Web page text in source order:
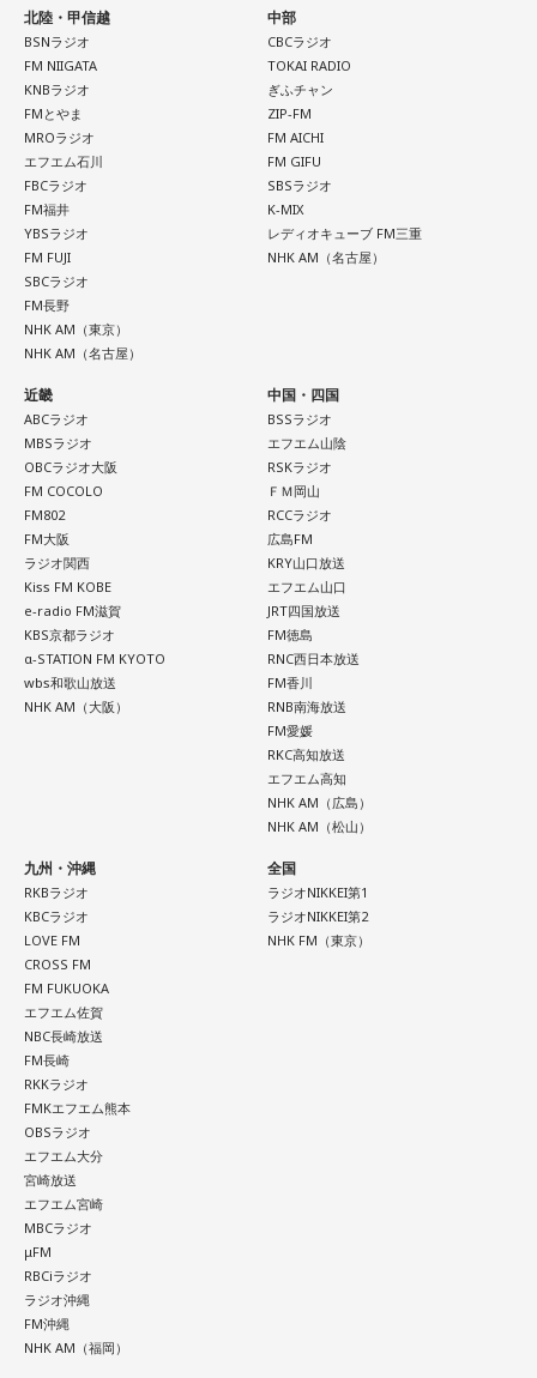
【12位】水瓶座（みずがめ座）
増やすより、減らすことを意識してみましょう。食事も腹八
分目にすると良いでしょう。何だかイライラするときは、良
質な水を飲んで深呼吸すると、リラックスできそう。穏やか
な音楽を聞くのもおすすめ。
【今日の一言メッセージ】
立秋が過ぎ、今日はお盆休み中の方も多い時期。13日の新月
に向けて「自分らしさ」を開花させる時です。今日がお仕事
でもお休みでも「心地いいこと」を一つ選択して。自分に正
直になる時間が、今週の波に乗る秘訣ですよ。
■監修者プロフィール：桜羽結万(さくらば・ゆま)
池袋占い館セレーネ所属。占い師を母に持ち、占い歴約20
年。野村證券・パーソルキャリアでの勤務を経て占い師とし
て独立。2024年にはスキルシェアサイト「ココナラ」にて結
婚分野ランキング1位・仕事分野2位を獲得。現在はSATORI電
話占いを始め、年間1000名を鑑定している。
Webサイト：
https://selene-uranai.com/
オンライン占いセレーネ：
https://online-uranai.jp/
それでも、みんなで「わぁ、綺麗だね」と言いながら同じ空
を見上げた時間は、今も鮮明な思い出として残っています。
柏原収史も、友達の家に泊まり、夜更かしをしながら星空を
見るという夏休みならではの体験に触れながら、「記憶に焼
きつく景色」について語りました。
便利になった今だからこそ、ただ景色を眺める時間の大切さ
を感じるエピソードです。
山梨の風景とともに蘇る夏の記憶
『Nostalgic More Story』では、山梨にまつわる風景や、大
切な人との思い出を紹介しています。
今回の放送では、夏の夜空をきっかけに、子どもの頃の純粋
な感動や、時間が経っても色あせない記憶が届けられまし
た。
放送で紹介されたStoryの続きをぜひradikoのタイムフリーで
お楽しみください。
北陸・甲信越
BSNラジオ
FM NIIGATA
KNBラジオ
FMとやま
MROラジオ
エフエム石川
FBCラジオ
FM福井
YBSラジオ
FM FUJI
SBCラジオ
FM長野
NHK AM（東京）
NHK AM（名古屋）
中部
CBCラジオ
TOKAI RADIO
ぎふチャン
ZIP-FM
FM AICHI
FM GIFU
SBSラジオ
K-MIX
レディオキューブ FM三重
NHK AM（名古屋）
近畿
ABCラジオ
MBSラジオ
OBCラジオ大阪
FM COCOLO
FM802
FM大阪
ラジオ関西
Kiss FM KOBE
e-radio FM滋賀
KBS京都ラジオ
α-STATION FM KYOTO
wbs和歌山放送
NHK AM（大阪）
中国・四国
BSSラジオ
エフエム山陰
RSKラジオ
ＦＭ岡山
RCCラジオ
広島FM
KRY山口放送
エフエム山口
JRT四国放送
FM徳島
RNC西日本放送
FM香川
RNB南海放送
FM愛媛
RKC高知放送
エフエム高知
NHK AM（広島）
NHK AM（松山）
九州・沖縄
RKBラジオ
KBCラジオ
LOVE FM
CROSS FM
FM FUKUOKA
エフエム佐賀
NBC長崎放送
FM長崎
RKKラジオ
FMKエフエム熊本
OBSラジオ
エフエム大分
宮崎放送
エフエム宮崎
MBCラジオ
μFM
RBCiラジオ
ラジオ沖縄
FM沖縄
NHK AM（福岡）
全国
ラジオNIKKEI第1
ラジオNIKKEI第2
NHK FM（東京）